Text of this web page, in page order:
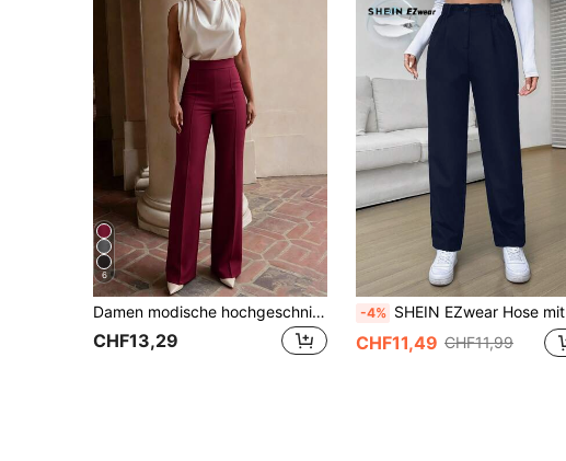
6
Damen modische hochgeschnittene ausgestellte Hosen, in mehreren Farben erhältlich
CHF13,29
-4% SHEIN EZwear Hose mit geradlinigen Beinen Falten
CHF11,49 CHF11,99